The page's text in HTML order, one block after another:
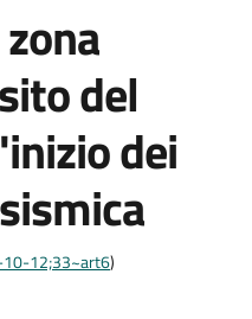
del
dei
10-12;33~art6)